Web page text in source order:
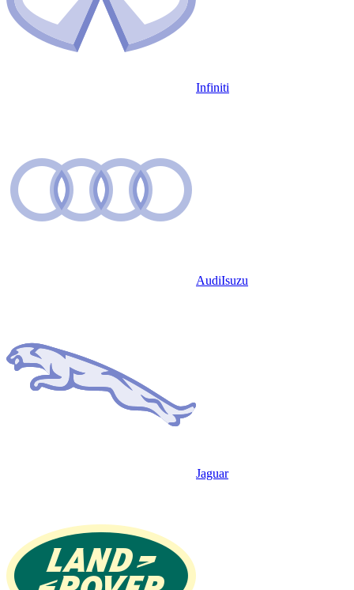
Infiniti
AudiIsuzu
Jaguar